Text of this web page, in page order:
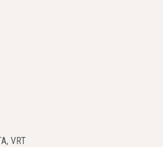
z naprednimi motorji, ki
in zanesljivost. Motorji so
pri nizki porabi energije, kar
in vpliv na okolje. Poleg tega
zahtevnih delovnih pogojih.
WEDA črpalk je njihova prilagodljivost.
VRT